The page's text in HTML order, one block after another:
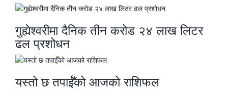
गुह्येश्वरीमा दैनिक तीन करोड २४ लाख लिटर
ढल प्रशोधन
यस्तो छ तपाईँको आजको राशिफल